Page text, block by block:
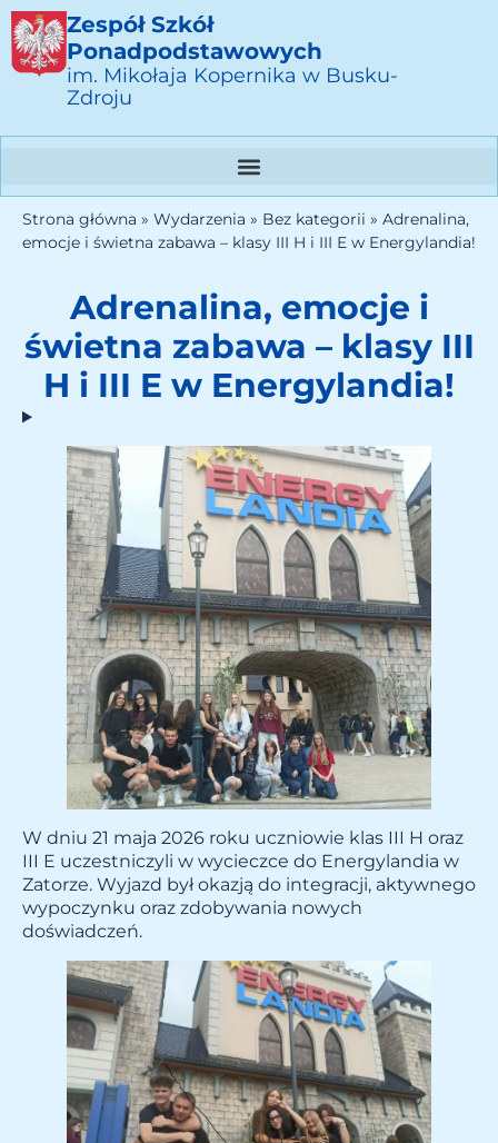
Zespół Szkół
Ponadpodstawowych
im. Mikołaja Kopernika w Busku-
Zdroju
Strona główna » Wydarzenia » Bez kategorii » Adrenalina,
emocje i świetna zabawa – klasy III H i III E w Energylandia!
Adrenalina, emocje i
świetna zabawa – klasy III
H i III E w Energylandia!
W dniu 21 maja 2026 roku uczniowie klas III H oraz
III E uczestniczyli w wycieczce do Energylandia w
Zatorze. Wyjazd był okazją do integracji, aktywnego
wypoczynku oraz zdobywania nowych
doświadczeń.